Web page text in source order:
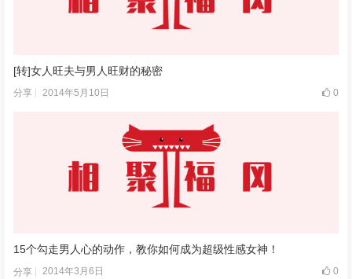
[转]女人旺夫与男人旺财的秘密
分享 2014年5月10日 0
15个勾走男人心的动作，教你如何成为超级性感女神！
分享 2014年3月6日 0